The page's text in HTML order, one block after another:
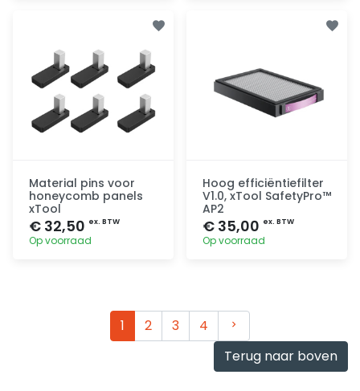
Material pins voor
honeycomb panels
xTool
€ 32,50 ex. BTW
Op voorraad
Hoog efficiëntiefilter
V1.0, xTool SafetyPro™
AP2
€ 35,00 ex. BTW
Op voorraad
1 2 3 4
Volgende
Terug naar boven